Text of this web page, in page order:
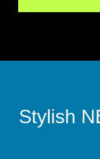
Stylish